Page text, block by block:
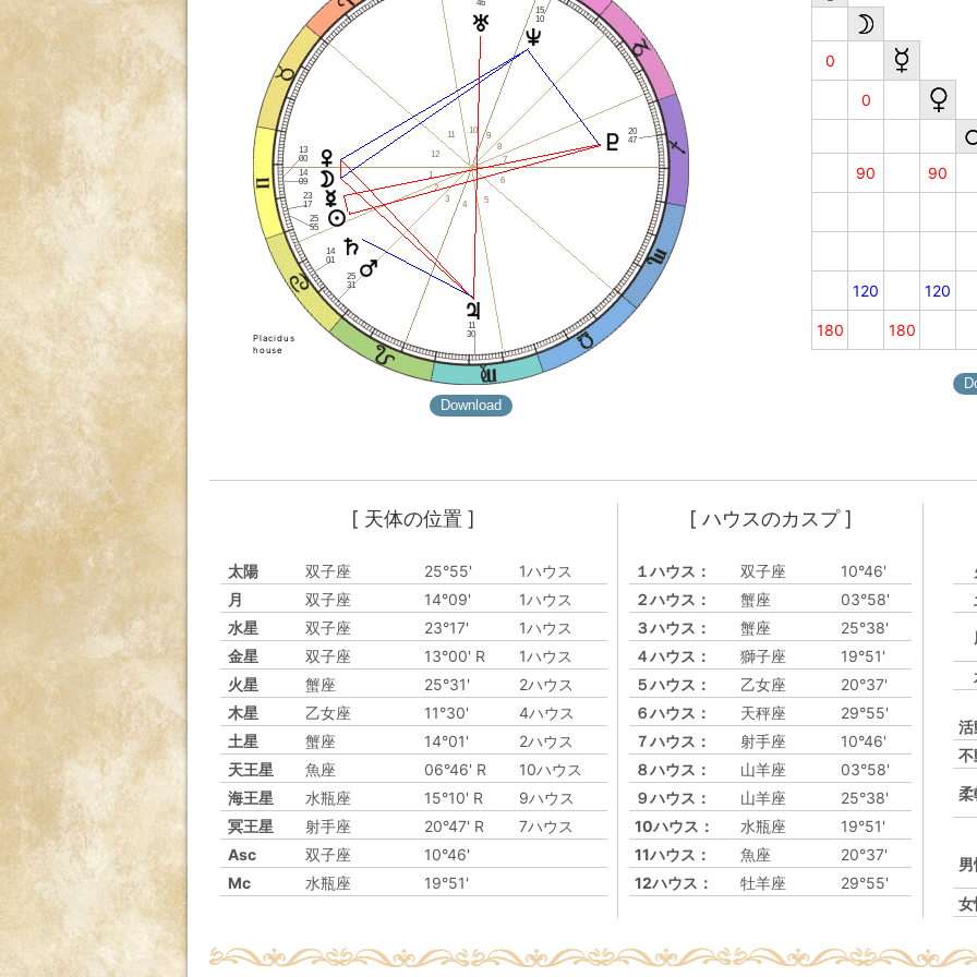
Placidus
house
1
2
3
4 5
6
7
8
9
10
11
12
25
55
14
09
23
17
13
00
25
31
11
30
14
01
46
15
10
20
47
0
0
90 90
120 120
180 180
[ 天体の位置 ]
太陽 双子座 25°55'
1ハウス
月
双子座 14°09'
1ハウス
水星
双子座 23°17'
1ハウス
金星
双子座 13°00' R
1ハウス
火星
蟹座 25°31'
2ハウス
木星
乙女座 11°30'
4ハウス
土星
蟹座 14°01'
2ハウス
天王星
魚座 06°46' R
10ハウス
海王星
水瓶座 15°10' R
9ハウス
冥王星
射手座 20°47' R
7ハウス
Asc
双子座
10°46'
Mc
水瓶座 19°51'
[ ハウスのカスプ ]
１ハウス： 双子座
10°46'
２ハウス：
蟹座
03°58'
３ハウス：
蟹座
25°38'
４ハウス：
獅子座
19°51'
５ハウス：
乙女座
20°37'
６ハウス：
天秤座
29°55'
７ハウス：
射手座
10°46'
８ハウス：
山羊座
03°58'
９ハウス：
山羊座
25°38'
10ハウス：
水瓶座
19°51'
11ハウス：
魚座
20°37'
12ハウス：
牡羊座 29°55'